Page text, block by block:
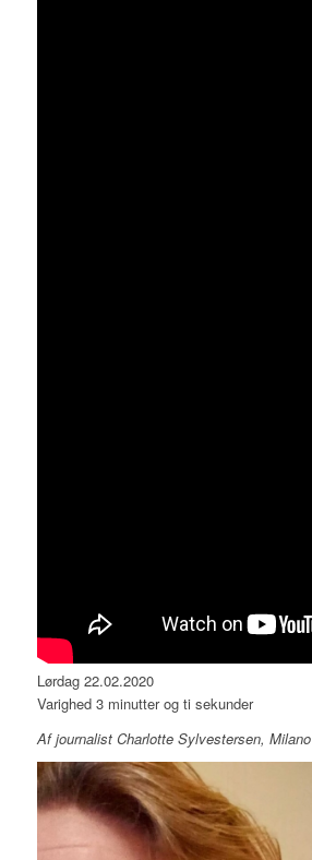
Lørdag 22.02.2020
Varighed 3 minutter og ti sekunder
Af journalist Charlotte Sylvestersen, Milano